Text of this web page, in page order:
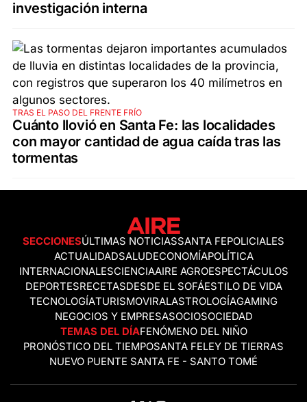
investigación interna
TRAS EL PASO DEL FRENTE FRÍO
Cuánto llovió en Santa Fe: las localidades
con mayor cantidad de agua caída tras las
tormentas
SECCIONESÚLTIMAS NOTICIASSANTA FEPOLICIALES
ACTUALIDADSALUDECONOMÍAPOLÍTICA
INTERNACIONALESCIENCIAAIRE AGROESPECTÁCULOS
DEPORTESRECETASDESDE EL SOFÁESTILO DE VIDA
TECNOLOGÍATURISMOVIRALASTROLOGÍAGAMING
NEGOCIOS Y EMPRESASOCIOSOCIEDAD
TEMAS DEL DÍAFENÓMENO DEL NIÑO
PRONÓSTICO DEL TIEMPOSANTA FELEY DE TIERRAS
NUEVO PUENTE SANTA FE - SANTO TOMÉ